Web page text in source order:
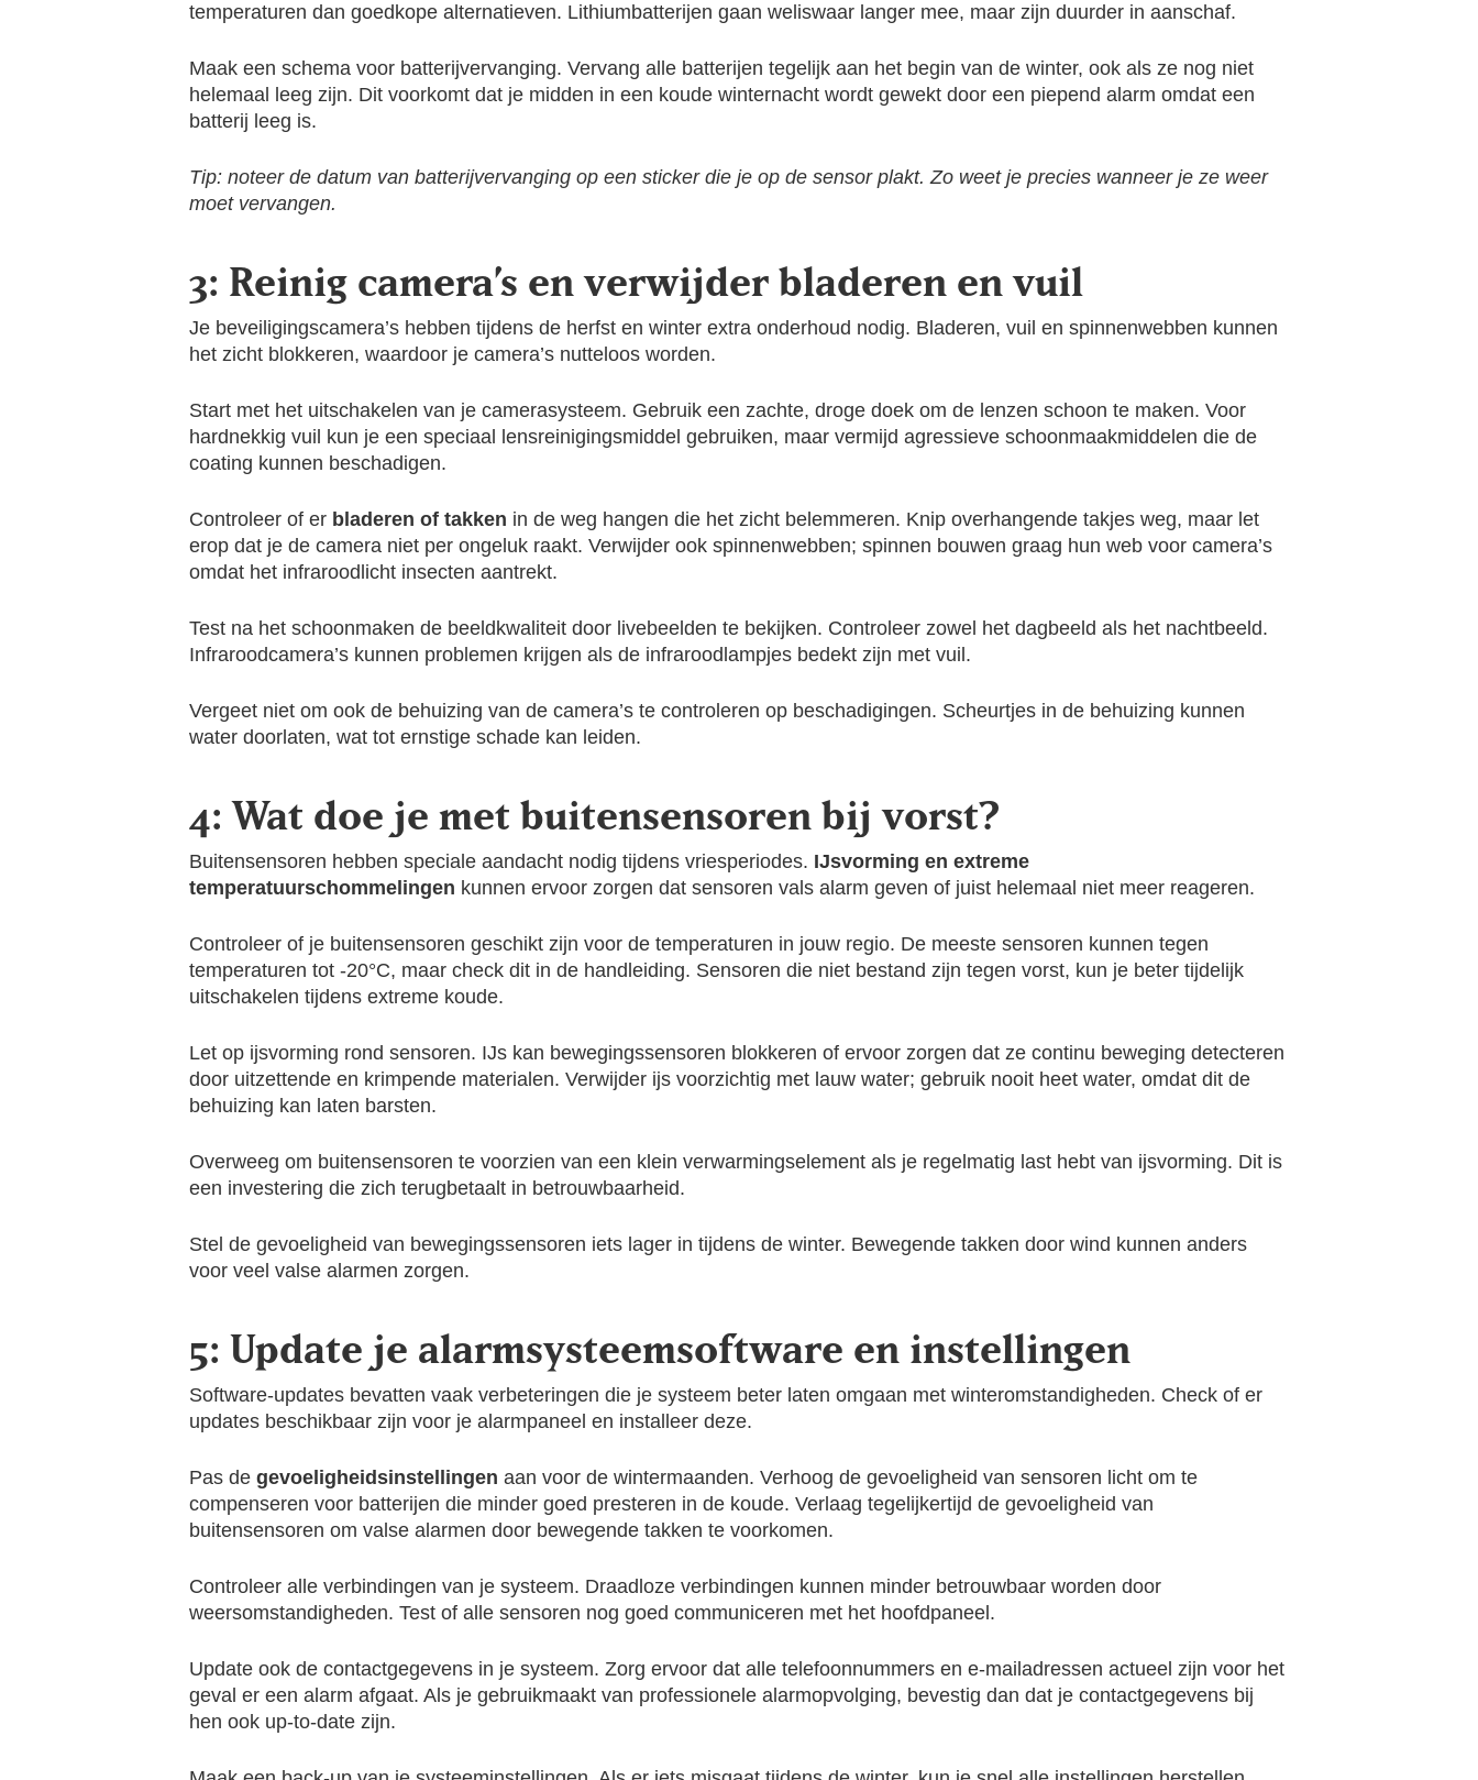
temperaturen dan goedkope alternatieven. Lithiumbatterijen gaan weliswaar langer mee, maar zijn duurder in aanschaf.
Maak een schema voor batterijvervanging. Vervang alle batterijen tegelijk aan het begin van de winter, ook als ze nog niet
helemaal leeg zijn. Dit voorkomt dat je midden in een koude winternacht wordt gewekt door een piepend alarm omdat een
batterij leeg is.
Tip: noteer de datum van batterijvervanging op een sticker die je op de sensor plakt. Zo weet je precies wanneer je ze weer
moet vervangen.
3: Reinig camera’s en verwijder bladeren en vuil
Je beveiligingscamera’s hebben tijdens de herfst en winter extra onderhoud nodig. Bladeren, vuil en spinnenwebben kunnen
het zicht blokkeren, waardoor je camera’s nutteloos worden.
Start met het uitschakelen van je camerasysteem. Gebruik een zachte, droge doek om de lenzen schoon te maken. Voor
hardnekkig vuil kun je een speciaal lensreinigingsmiddel gebruiken, maar vermijd agressieve schoonmaakmiddelen die de
coating kunnen beschadigen.
Controleer of er bladeren of takken in de weg hangen die het zicht belemmeren. Knip overhangende takjes weg, maar let
erop dat je de camera niet per ongeluk raakt. Verwijder ook spinnenwebben; spinnen bouwen graag hun web voor camera’s
omdat het infraroodlicht insecten aantrekt.
Test na het schoonmaken de beeldkwaliteit door livebeelden te bekijken. Controleer zowel het dagbeeld als het nachtbeeld.
Infraroodcamera’s kunnen problemen krijgen als de infraroodlampjes bedekt zijn met vuil.
Vergeet niet om ook de behuizing van de camera’s te controleren op beschadigingen. Scheurtjes in de behuizing kunnen
water doorlaten, wat tot ernstige schade kan leiden.
4: Wat doe je met buitensensoren bij vorst?
Buitensensoren hebben speciale aandacht nodig tijdens vriesperiodes. IJsvorming en extreme
temperatuurschommelingen kunnen ervoor zorgen dat sensoren vals alarm geven of juist helemaal niet meer reageren.
Controleer of je buitensensoren geschikt zijn voor de temperaturen in jouw regio. De meeste sensoren kunnen tegen
temperaturen tot -20°C, maar check dit in de handleiding. Sensoren die niet bestand zijn tegen vorst, kun je beter tijdelijk
uitschakelen tijdens extreme koude.
Let op ijsvorming rond sensoren. IJs kan bewegingssensoren blokkeren of ervoor zorgen dat ze continu beweging detecteren
door uitzettende en krimpende materialen. Verwijder ijs voorzichtig met lauw water; gebruik nooit heet water, omdat dit de
behuizing kan laten barsten.
Overweeg om buitensensoren te voorzien van een klein verwarmingselement als je regelmatig last hebt van ijsvorming. Dit is
een investering die zich terugbetaalt in betrouwbaarheid.
Stel de gevoeligheid van bewegingssensoren iets lager in tijdens de winter. Bewegende takken door wind kunnen anders
voor veel valse alarmen zorgen.
5: Update je alarmsysteemsoftware en instellingen
Software-updates bevatten vaak verbeteringen die je systeem beter laten omgaan met winteromstandigheden. Check of er
updates beschikbaar zijn voor je alarmpaneel en installeer deze.
Pas de gevoeligheidsinstellingen aan voor de wintermaanden. Verhoog de gevoeligheid van sensoren licht om te
compenseren voor batterijen die minder goed presteren in de koude. Verlaag tegelijkertijd de gevoeligheid van
buitensensoren om valse alarmen door bewegende takken te voorkomen.
Controleer alle verbindingen van je systeem. Draadloze verbindingen kunnen minder betrouwbaar worden door
weersomstandigheden. Test of alle sensoren nog goed communiceren met het hoofdpaneel.
Update ook de contactgegevens in je systeem. Zorg ervoor dat alle telefoonnummers en e-mailadressen actueel zijn voor het
geval er een alarm afgaat. Als je gebruikmaakt van professionele alarmopvolging, bevestig dan dat je contactgegevens bij
hen ook up-to-date zijn.